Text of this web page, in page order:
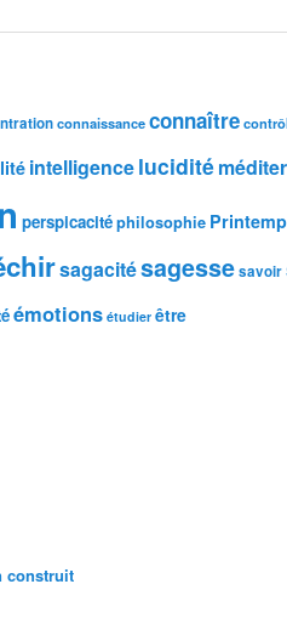
connaissanceconnaître
intelligenceluciditéméditer
perspicacitéphilosophie
sagacitésagessesavoir
émotions étudier être
construit